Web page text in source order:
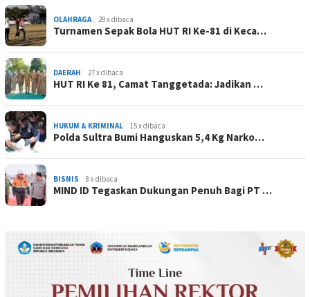
OLAHRAGA 29 x dibaca
Turnamen Sepak Bola HUT RI Ke-81 di Keca…
DAERAH 27 x dibaca
HUT RI Ke 81, Camat Tanggetada: Jadikan …
HUKUM & KRIMINAL 15 x dibaca
Polda Sultra Bumi Hanguskan 5,4 Kg Narko…
BISNIS 8 x dibaca
MIND ID Tegaskan Dukungan Penuh Bagi PT …